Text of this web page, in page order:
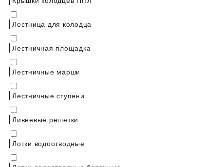
Лестница для колодца
Лестничная площадка
Лестничные марши
Лестничные ступени
Ливневые решетки
Лотки водоотводные